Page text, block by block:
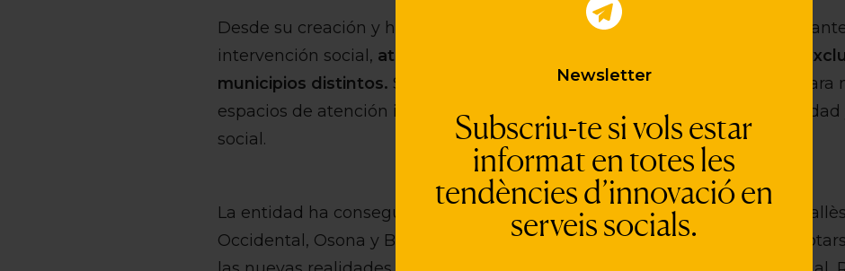
Newsletter
Subscriu-te si vols estar
informat en totes les
tendències d’innovació en
serveis socials.
Desde su creación y hasta fecha de hoy, REIR ha llevado a cabo una
intervención social, atendiendo a más de 2.500 personas en riesgo de
municipios distintos. Sus proyectos, que incluyen centros residenciales para
espacios de atención integran, reflejan un compromiso firme con la igualdad
social.
La entidad ha conseguido una importante implantación territorial en el
Occidental, Osona y Baix Llobregat, demostrando su capacidad para